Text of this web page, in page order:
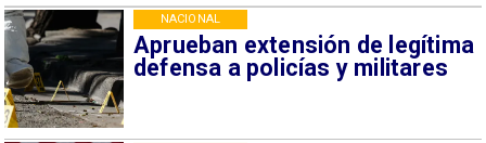
Aprueban extensión de legítima
defensa a policías y militares
NACIONAL